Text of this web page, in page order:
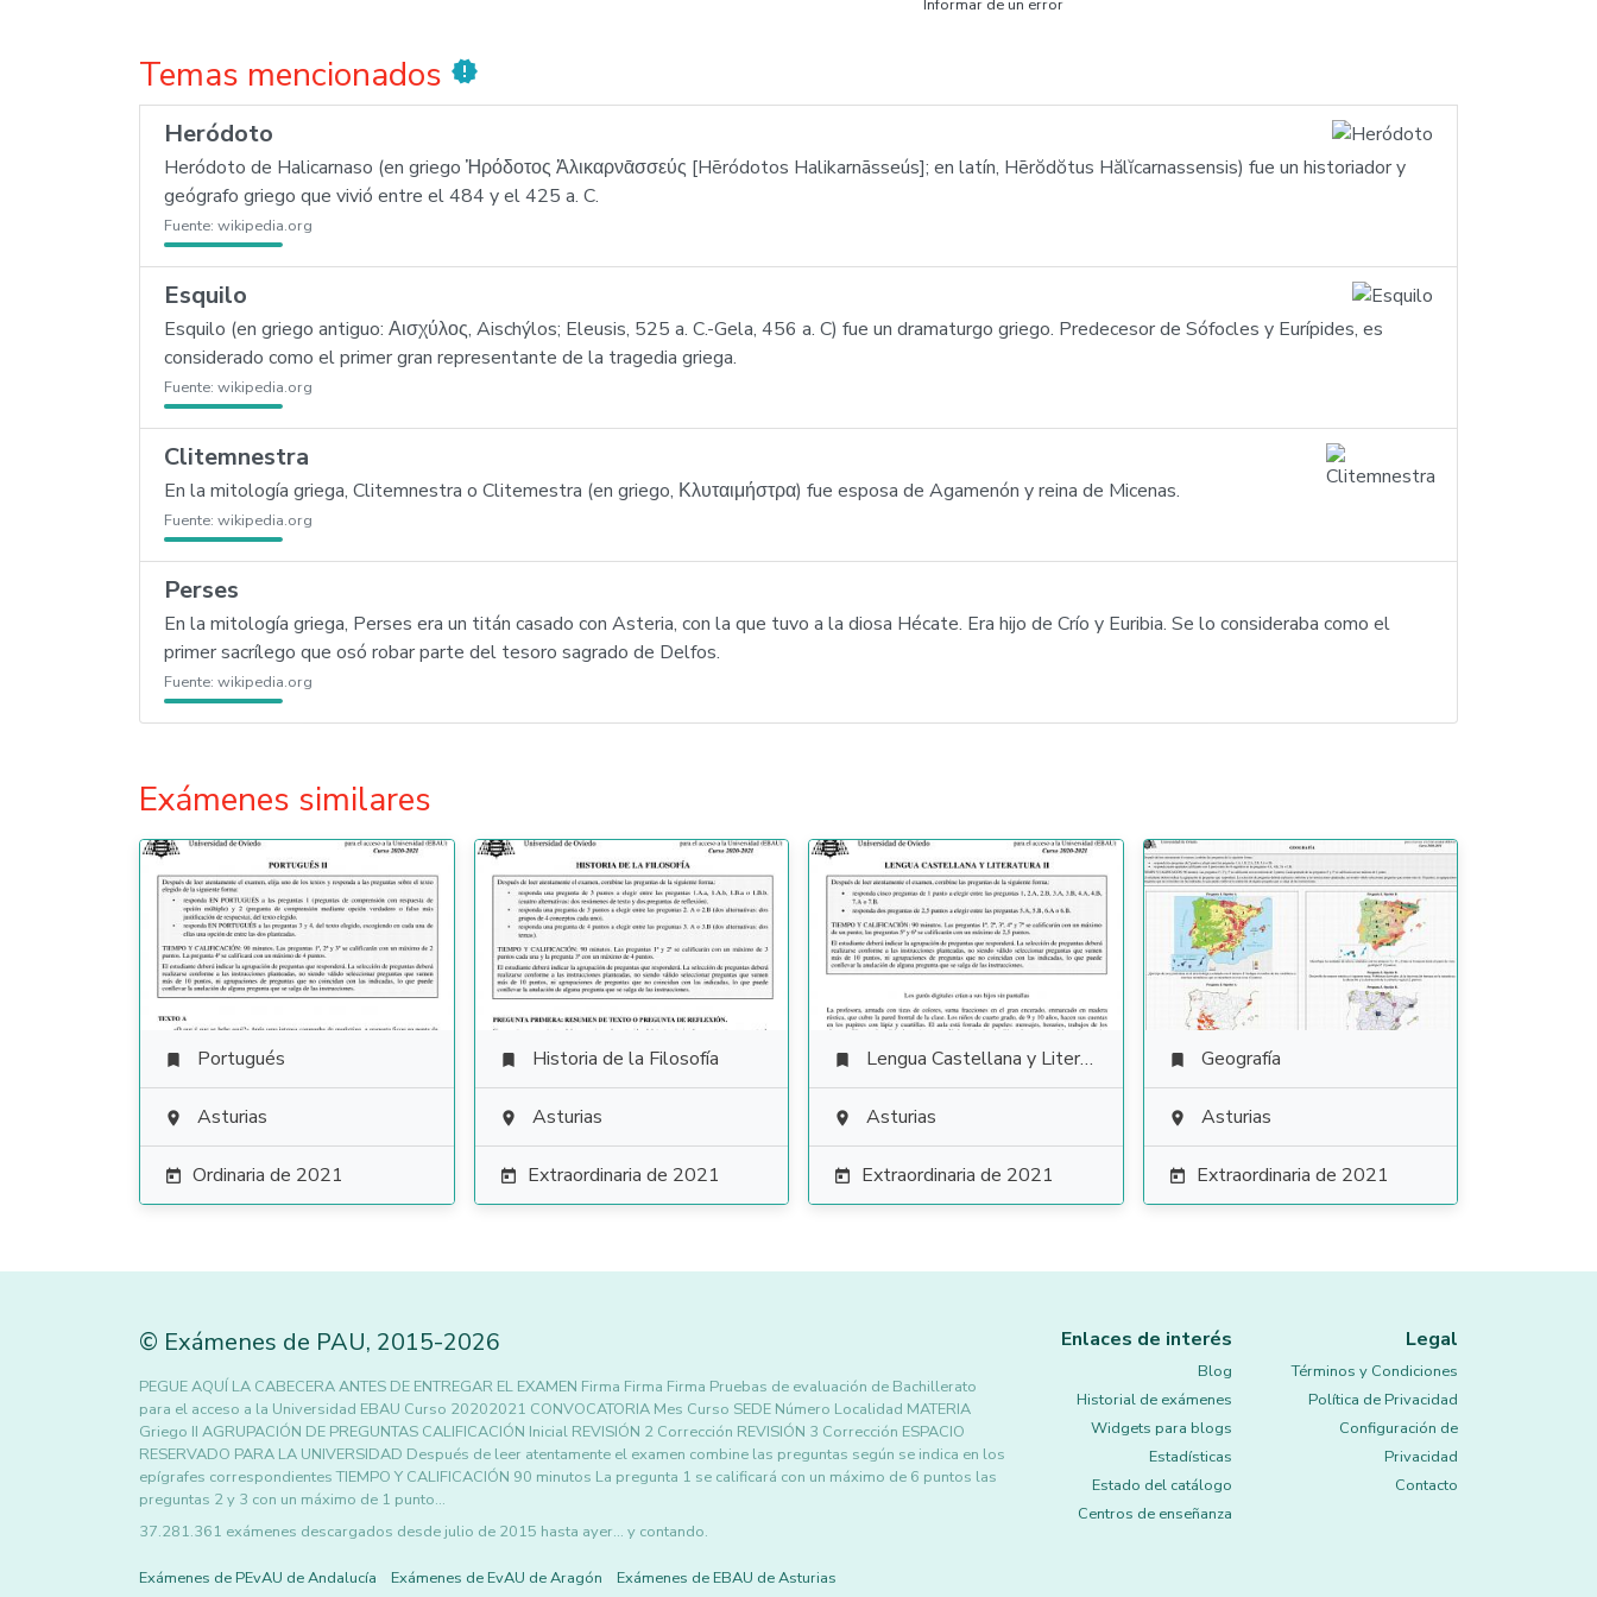
Informar de un error
Temas mencionados new_releases
Heródoto
Heródoto de Halicarnaso (en griego Ἡρόδοτος Ἁλικαρνᾱσσεύς [Hēródotos Halikarnāsseús]; en latín, Hērŏdŏtus Hălĭcarnassensis) fue un historiador y
geógrafo griego que vivió entre el 484 y el 425 a. C.
Fuente: wikipedia.org
Esquilo
Esquilo (en griego antiguo: Αισχύλος, Aischýlos; Eleusis, 525 a. C.-Gela, 456 a. C) fue un dramaturgo griego. Predecesor de Sófocles y Eurípides, es
considerado como el primer gran representante de la tragedia griega.
Fuente: wikipedia.org
Clitemnestra
En la mitología griega, Clitemnestra o Clitemestra (en griego, Κλυταιμήστρα) fue esposa de Agamenón y reina de Micenas.
Fuente: wikipedia.org
Perses
En la mitología griega, Perses era un titán casado con Asteria, con la que tuvo a la diosa Hécate. Era hijo de Crío y Euribia. Se lo consideraba como el
primer sacrílego que osó robar parte del tesoro sagrado de Delfos.
Fuente: wikipedia.org
Exámenes similares
 Portugués
 Asturias
 Ordinaria de 2021
 Historia de la Filosofía
 Asturias
 Extraordinaria de 2021
 Lengua Castellana y Literatura
 Asturias
 Extraordinaria de 2021
 Geografía
 Asturias
 Extraordinaria de 2021
© Exámenes de PAU, 2015-2026
PEGUE AQUÍ LA CABECERA ANTES DE ENTREGAR EL EXAMEN Firma Firma Firma Pruebas de evaluación de Bachillerato
para el acceso a la Universidad EBAU Curso 20202021 CONVOCATORIA Mes Curso SEDE Número Localidad MATERIA
Griego II AGRUPACIÓN DE PREGUNTAS CALIFICACIÓN Inicial REVISIÓN 2 Corrección REVISIÓN 3 Corrección ESPACIO
RESERVADO PARA LA UNIVERSIDAD Después de leer atentamente el examen combine las preguntas según se indica en los
epígrafes correspondientes TIEMPO Y CALIFICACIÓN 90 minutos La pregunta 1 se calificará con un máximo de 6 puntos las
preguntas 2 y 3 con un máximo de 1 punto…
37.281.361 exámenes descargados desde julio de 2015 hasta ayer... y contando.
Exámenes de PEvAU de Andalucía Exámenes de EvAU de Aragón
Exámenes de EBAU de Asturias
Enlaces de interés
Blog
Historial de exámenes
Widgets para blogs
Estadísticas
Estado del catálogo
Centros de enseñanza
Legal
Términos y Condiciones
Política de Privacidad
Configuración de
Privacidad
Contacto